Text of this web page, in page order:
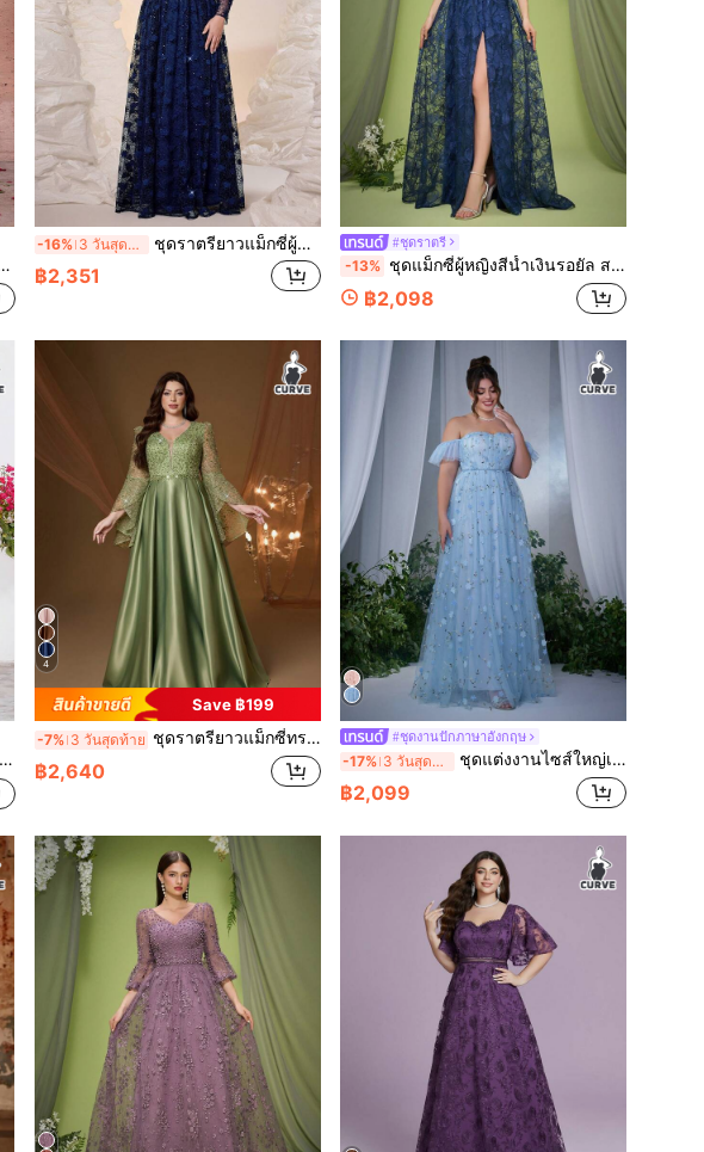
-16% 3 วันสุดท้าย ชุดราตรียาวแม็กซี่ผู้หญิงไซส์ใหญ่ สำหรับฤดูร้อน/ฤดูใบไม้ร่วง สีน้ำเงินเข้ม คอกลม แขนยาว ผ้าชีฟองต่อลายดอกไม้ ลูกไม้และเลื่อม สไตล์หรูหรา สำหรับงานแต่งงาน งานพรอม และปาร์ตี้เทศกาล
฿2,351
#ชุดราตรี
-13% ชุดแม็กซี่ผู้หญิงสีน้ำเงินรอยัล สไตล์หรูหรา ไหล่เดียว แขนกุด แต่งลูกไม้ ลายดอกไม้ ผ่าสูง สำหรับฤดูใบไม้ร่วง
฿2,098
4
Save ฿199
-7% 3 วันสุดท้าย ชุดราตรียาวแม็กซี่ทรงเอไลน์ผ้าซาติน ไซส์ใหญ่ สไตล์หรูหรา คอวี แขนบาน แต่งปักลูกปัดและงานปัก สำหรับผู้หญิง ฤดูร้อน/ฤดูใบไม้ร่วง เหมาะสำหรับแขกงานแต่งงาน งานพรอม และปาร์ตี้ค่ำคืนเทศกาล
฿2,640
#ชุดงานปักภาษาอังกฤษ
-17% 3 วันสุดท้าย ชุดแต่งงานไซส์ใหญ่เปิดไหล่ ปักลาย 3D ผ้าทูลล์อัดพลีท ชายกระโปรงบาน ชุดเพื่อนเจ้าสาว สำหรับฤดูใบไม้ผลิ วันหยุด ปาร์ตี้ ฤดูใบไม้ร่วง
฿2,099